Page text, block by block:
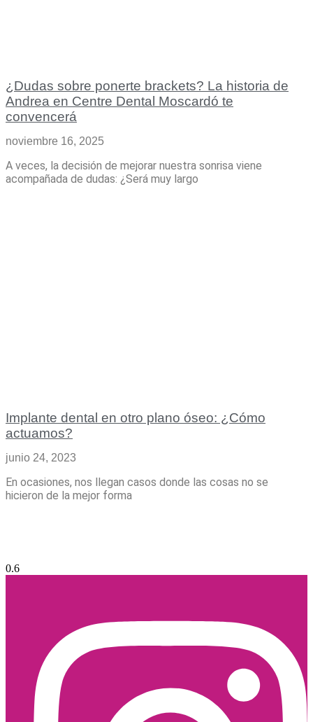
¿Dudas sobre ponerte brackets? La historia de
Andrea en Centre Dental Moscardó te
convencerá
noviembre 16, 2025
A veces, la decisión de mejorar nuestra sonrisa viene
acompañada de dudas: ¿Será muy largo
Implante dental en otro plano óseo: ¿Cómo
actuamos?
junio 24, 2023
En ocasiones, nos llegan casos donde las cosas no se
hicieron de la mejor forma